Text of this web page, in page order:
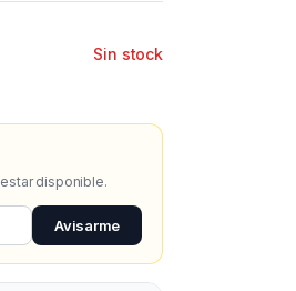
Sin stock
disponible.
Avisarme